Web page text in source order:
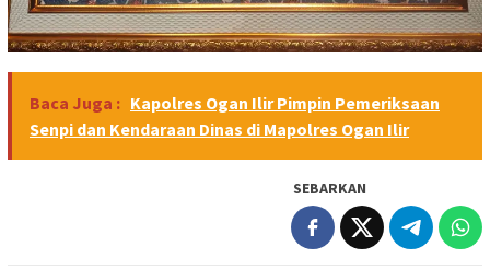
Baca Juga : Kapolres Ogan Ilir Pimpin Pemeriksaan
Senpi dan Kendaraan Dinas di Mapolres Ogan Ilir
SEBARKAN